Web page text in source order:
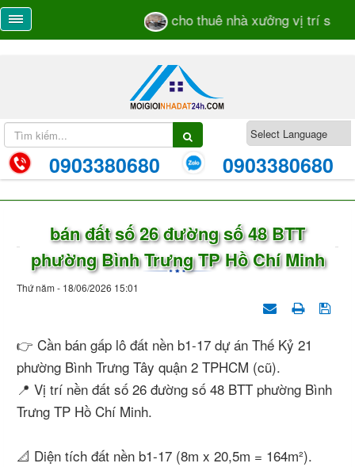
cho thuê nhà xưởng vị trí sát
0903380680 0903380680
bán đất số 26 đường số 48 BTT
phường Bình Trưng TP Hồ Chí Minh
Thứ năm - 18/06/2026 15:01
👉 Cần bán gấp lô đất nền b1-17 dự án Thế Kỷ 21
phường Bình Trưng Tây quận 2 TPHCM (cũ).
📍 Vị trí nền đất số 26 đường số 48 BTT phường Bình
Trưng TP Hồ Chí Minh.
📐 Diện tích đất nền b1-17 (8m x 20,5m = 164m²).